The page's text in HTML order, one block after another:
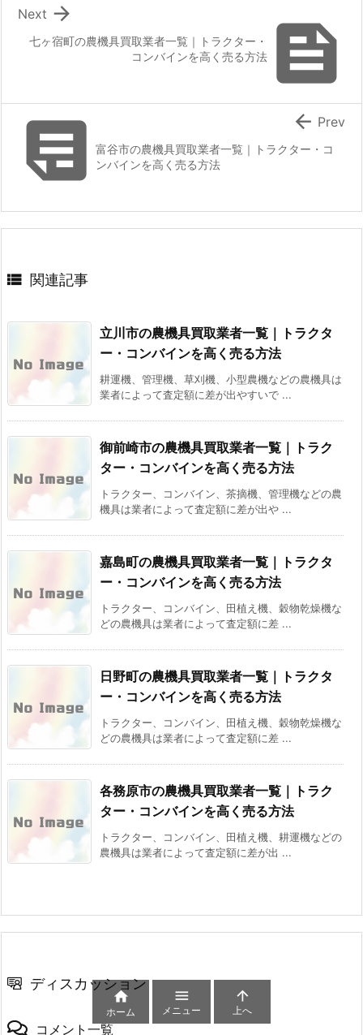

七ヶ宿町の農機具買取業者一覧｜トラクター・
コンバインを高く売る方法

Next
富谷市の農機具買取業者一覧｜トラクター・コ
ンバインを高く売る方法
 Prev
 関連記事
立川市の農機具買取業者一覧｜トラクタ
ー・コンバインを高く売る方法
耕運機、管理機、草刈機、小型農機などの農機具は
業者によって査定額に差が出やすいで ...
御前崎市の農機具買取業者一覧｜トラク
ター・コンバインを高く売る方法
トラクター、コンバイン、茶摘機、管理機などの農
機具は業者によって査定額に差が出や ...
嘉島町の農機具買取業者一覧｜トラクタ
ー・コンバインを高く売る方法
トラクター、コンバイン、田植え機、穀物乾燥機な
どの農機具は業者によって査定額に差 ...
日野町の農機具買取業者一覧｜トラクタ
ー・コンバインを高く売る方法
トラクター、コンバイン、田植え機、穀物乾燥機な
どの農機具は業者によって査定額に差 ...
各務原市の農機具買取業者一覧｜トラク
ター・コンバインを高く売る方法
トラクター、コンバイン、田植え機、耕運機などの
農機具は業者によって査定額に差が出 ...
ディスカッション
コメント一覧

ホーム

メニュー

上へ